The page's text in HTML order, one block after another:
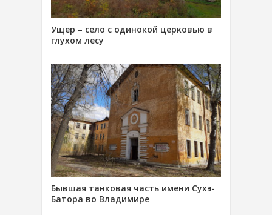
Ущер – село с одинокой церковью в
глухом лесу
Бывшая танковая часть имени Сухэ-
Батора во Владимире